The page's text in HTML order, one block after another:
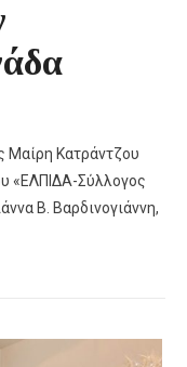
Μαίρη Κατράντζου
«ΕΛΠΙΔΑ-Σύλλογος
Β. Βαρδινογιάννη,